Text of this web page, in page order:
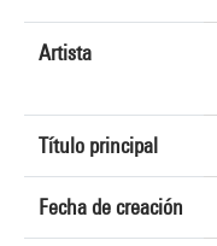
Artista
Título principal
Fecha de creación